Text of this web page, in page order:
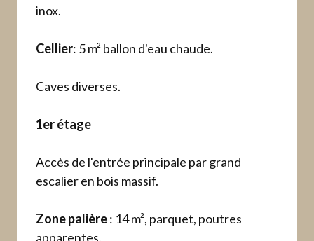
inox.
Cellier: 5 m² ballon d'eau chaude.
Caves diverses.
1er étage
Accès de l'entrée principale par grand
escalier en bois massif.
Zone palière: 14 m², parquet, poutres
apparentes.